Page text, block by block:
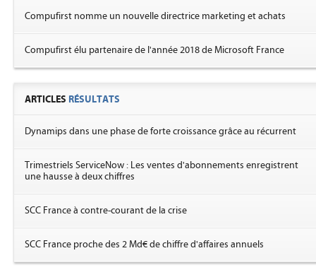
Compufirst nomme un nouvelle directrice marketing et achats
Compufirst élu partenaire de l'année 2018 de Microsoft France
ARTICLES RÉSULTATS
Dynamips dans une phase de forte croissance grâce au récurrent
Trimestriels ServiceNow : Les ventes d'abonnements enregistrent
une hausse à deux chiffres
SCC France à contre-courant de la crise
SCC France proche des 2 Md€ de chiffre d'affaires annuels